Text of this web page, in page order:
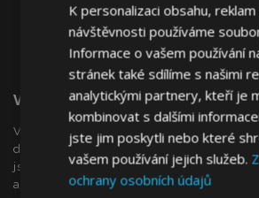
Vítejte Na VTVauto.cz
VTVauto je maloobchodním prodejcem
dodavatelem autopříslušenství a
jsou např .: ozdobné kryty kol (poklice),
autopotahy, autorohože, chromové kryty
K personalizaci obsahu,
návštěvnosti používáme
Informace o vašem používání
stránek také sdílíme s našimi
analytickými partnery, kteří je
kombinovat s dalšími
jste jim poskytli nebo které
vašem používání jejich služeb.
ochrany osobních údajů